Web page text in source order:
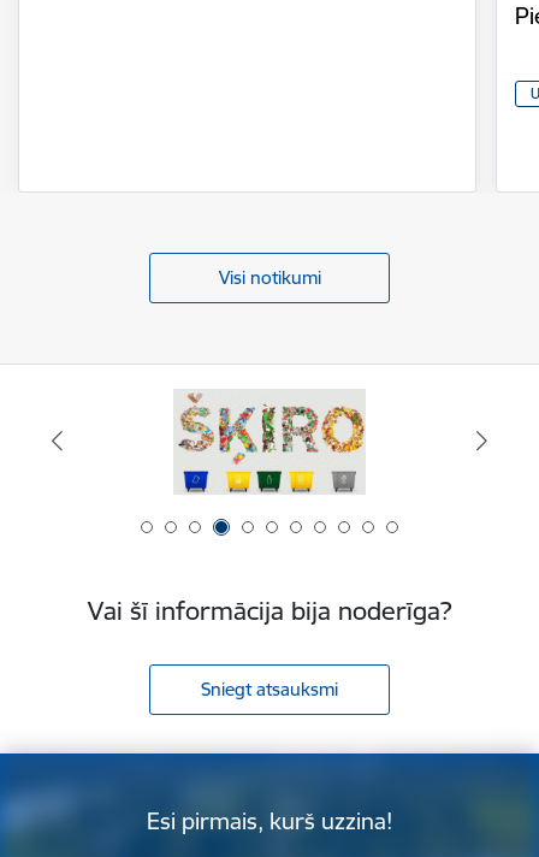
Visi notikumi
Vai šī informācija bija noderīga?
Sniegt atsauksmi
Esi pirmais, kurš uzzina!